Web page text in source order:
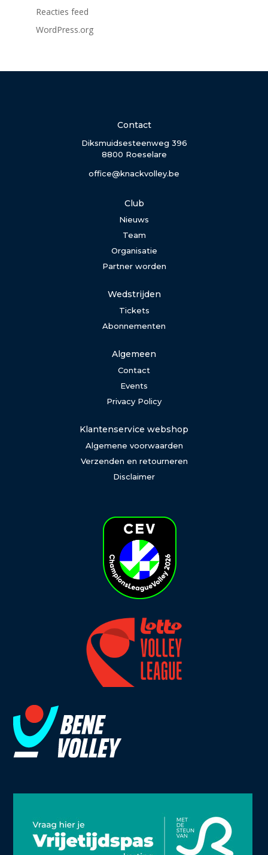
Reacties feed
WordPress.org
Contact
Diksmuidsesteenweg 396
8800 Roeselare
office@knackvolley.be
Club
Nieuws
Team
Organisatie
Partner worden
Wedstrijden
Tickets
Abonnementen
Algemeen
Contact
Events
Privacy Policy
Klantenservice webshop
Algemene voorwaarden
Verzenden en retourneren
Disclaimer